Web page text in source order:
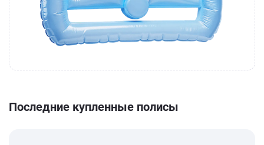
Последние купленные полисы